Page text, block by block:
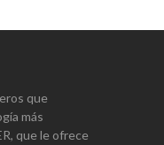
que
más
que le ofrece